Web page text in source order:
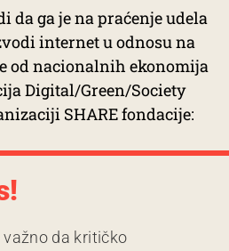
da ga je na praćenje udela
internet u odnosu na
od nacionalnih ekonomija
Digital/Green/Society
SHARE fondacije:
da kritičko